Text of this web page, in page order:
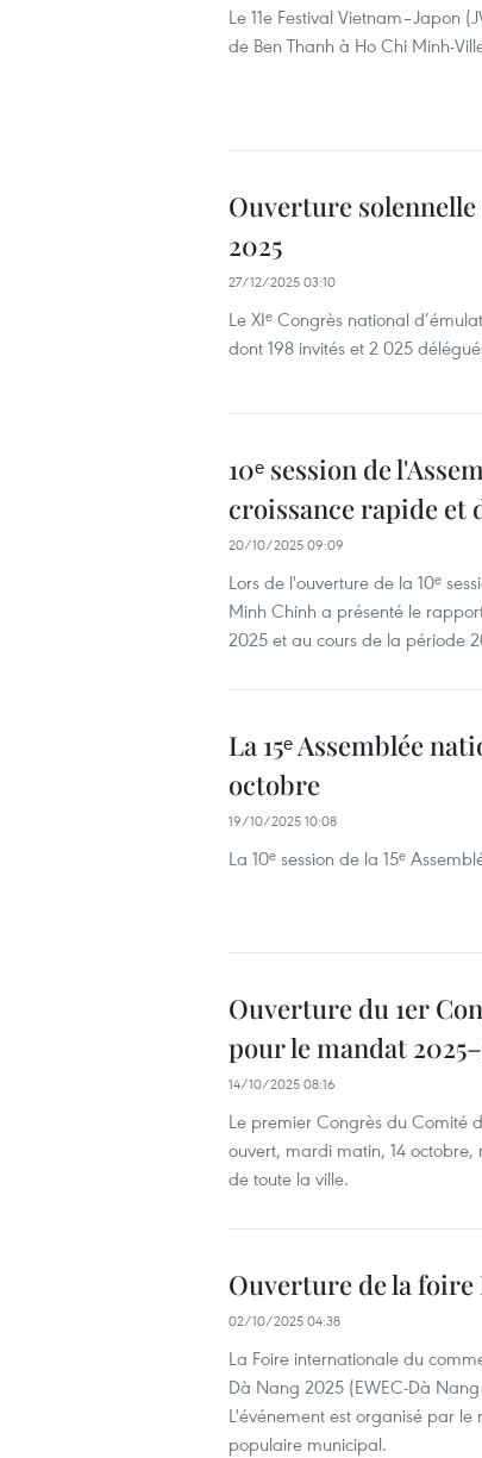
Le 11e Festival Vietnam–Japon
de Ben Thanh à Ho Chi Minh-
Ouverture
2025
27/12/2025 03:10
Le XIᵉ Congrès national
dont 198 invités et 2 025
10ᵉ session de
croissance rapide et
20/10/2025 09:09
Lors de l'ouverture de la 10ᵉ
Minh Chinh a présenté le
2025 et au cours de la période
La 15ᵉ Assemblée
octobre
19/10/2025 10:08
La 10ᵉ session de la 15ᵉ
Ouverture du 1er
pour le mandat
14/10/2025 08:16
Le premier Congrès du Comité
ouvert, mardi matin, 14
de toute la ville.
Ouverture de la foire
02/10/2025 04:38
La Foire internationale du
Dà Nang 2025 (EWEC-Dà
L'événement est organisé par
populaire municipal.